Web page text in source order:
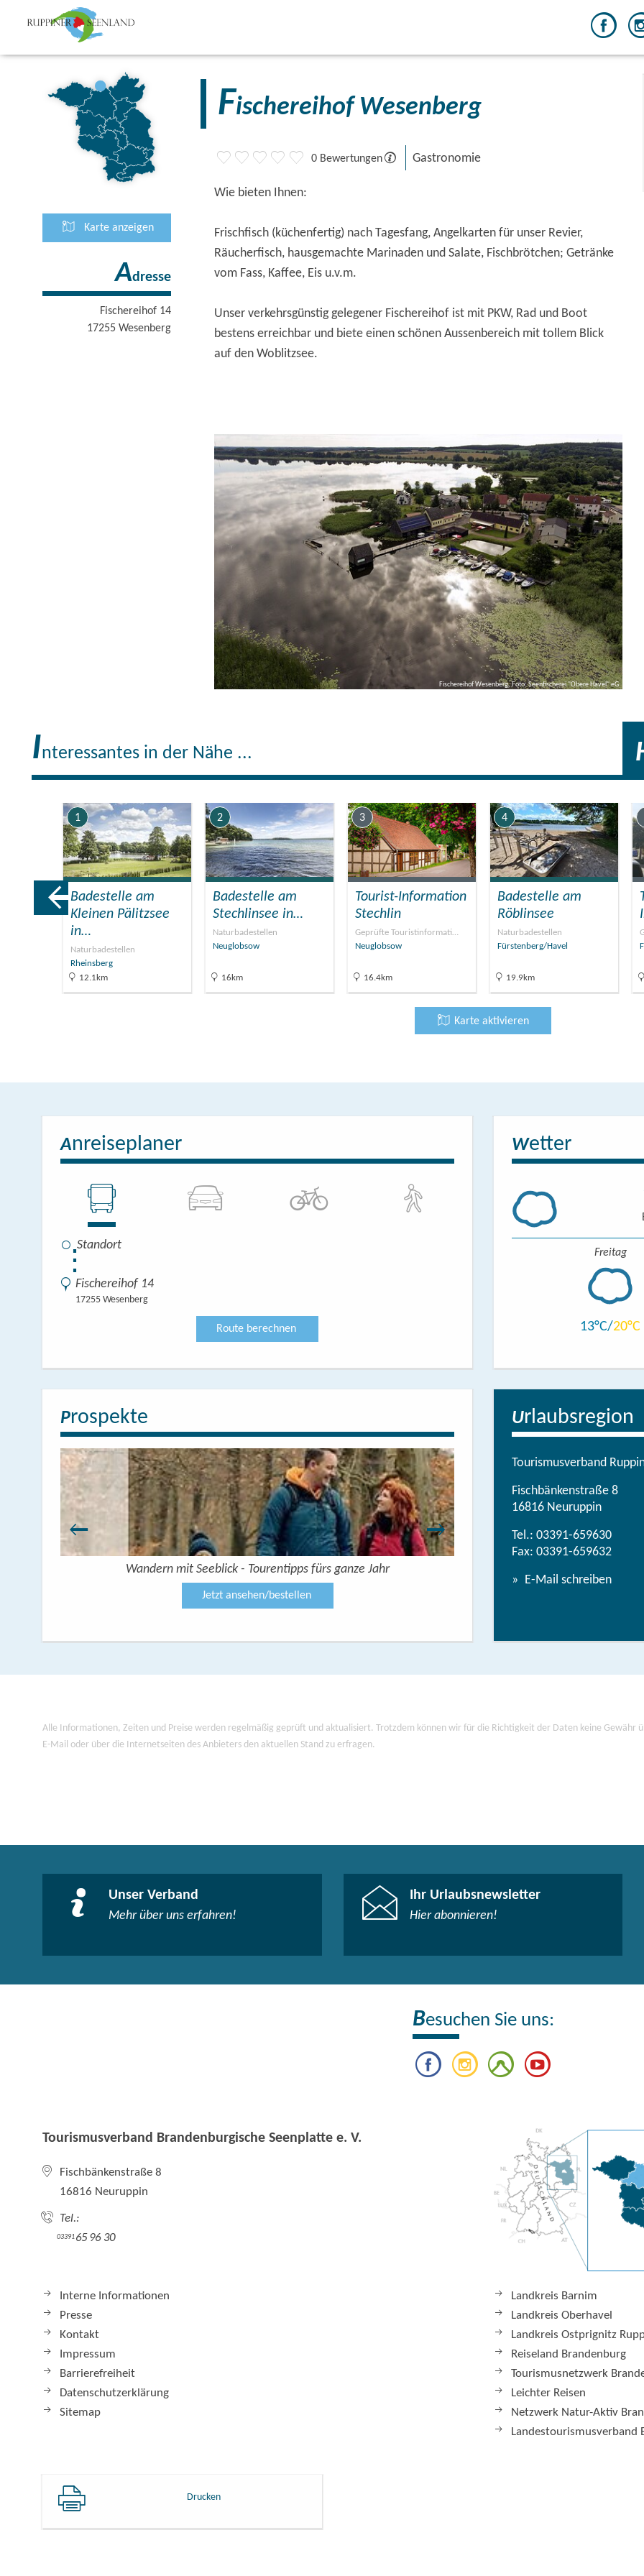
Karte anzeigen
Adresse
Fischereihof 14
17255 Wesenberg
Fischereihof Wesenberg
0 Bewertungen Gastronomie
Wie bieten Ihnen:
Frischfisch (küchenfertig) nach Tagesfang, Angelkarten für unser Revier,
Räucherfisch, hausgemachte Marinaden und Salate, Fischbrötchen; Getränke
vom Fass, Kaffee, Eis u.v.m.
Unser verkehrsgünstig gelegener Fischereihof ist mit PKW, Rad und Boot
bestens erreichbar und biete einen schönen Aussenbereich mit tollem Blick
auf den Woblitzsee.
Fischereihof Wesenberg, Foto: Seenfischerei "Obere Havel" eG
Interessantes in der Nähe ...
1
Badestelle am
Kleinen Pälitzsee
in…
Naturbadestellen
Rheinsberg
12.1km
2
Badestelle am
Stechlinsee in…
Naturbadestellen
Neuglobsow
16km
3
Tourist-Information
Stechlin
Geprüfte Touristinformati…
Neuglobsow
16.4km
4
Badestelle am
Röblinsee
Naturbadestellen
Fürstenberg/Havel
19.9km
Karte aktivieren
Anreiseplaner
⋮
Fischereihof 14
17255 Wesenberg
Route berechnen
Wetter
Freitag
13 20
Prospekte
Wandern mit Seeblick - Tourentipps fürs ganze Jahr
Jetzt ansehen/bestellen
Urlaubsregion
Tourismusverband
Fischbänkenstraße 8
16816 Neuruppin
Tel.: 03391-659630
Fax: 03391-659632
E-Mail schreiben
Alle Informationen, Zeiten und Preise werden regelmäßig geprüft und aktualisiert. Trotzdem können wir für die Richtigkeit der Daten keine Gewähr
E-Mail oder über die Internetseiten des Anbieters den aktuellen Stand zu erfragen.
Unser Verband
Mehr über uns erfahren!
Ihr Urlaubsnewsletter
Hier abonnieren!
Besuchen Sie uns:
Tourismusverband Brandenburgische Seenplatte e. V.
Fischbänkenstraße 8
16816 Neuruppin
Tel.:
0339165 96 30
Interne Informationen
Presse
Kontakt
Impressum
Barrierefreiheit
Datenschutzerklärung
Sitemap
Landkreis Barnim
Landkreis Oberhavel
Landkreis Ostprignitz
Reiseland Brandenburg
Tourismusnetzwerk
Leichter Reisen
Netzwerk Natur-Aktiv
Landestourismusverband
Drucken